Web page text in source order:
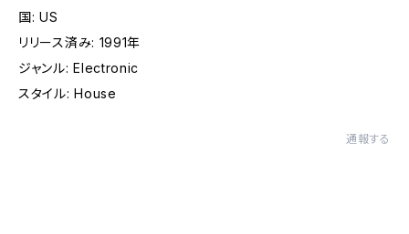
国: US
リリース済み: 1991年
ジャンル: Electronic
スタイル: House
通報する